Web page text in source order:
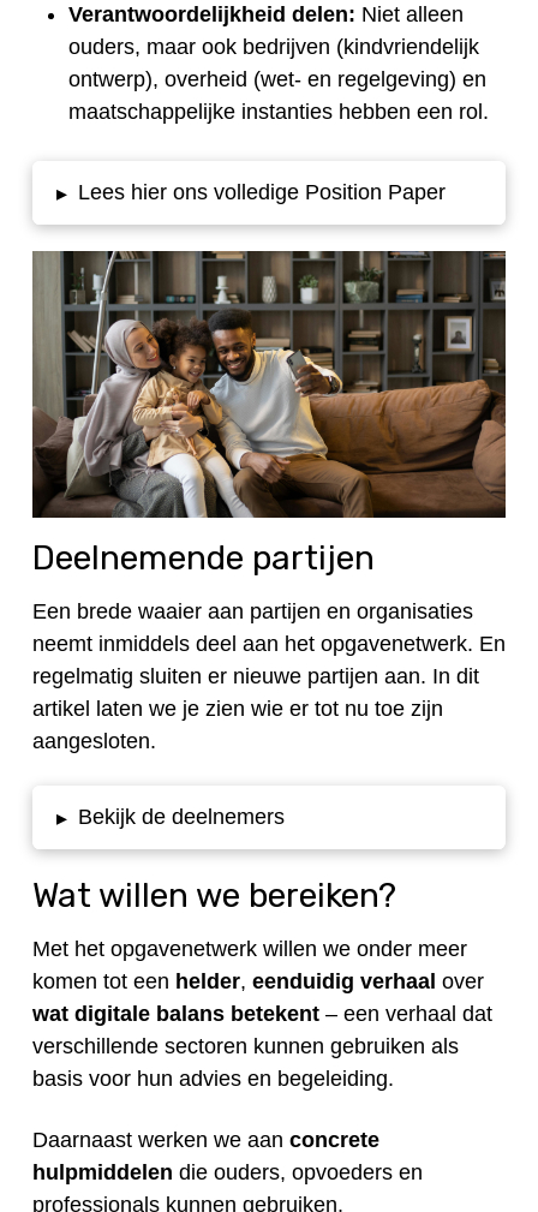
Verantwoordelijkheid delen: Niet alleen
ouders, maar ook bedrijven (kindvriendelijk
ontwerp), overheid (wet- en regelgeving) en
maatschappelijke instanties hebben een rol.
▸ Lees hier ons volledige Position Paper
Deelnemende partijen
Een brede waaier aan partijen en organisaties
neemt inmiddels deel aan het opgavenetwerk. En
regelmatig sluiten er nieuwe partijen aan. In dit
artikel laten we je zien wie er tot nu toe zijn
aangesloten.
▸ Bekijk de deelnemers
Wat willen we bereiken?
Met het opgavenetwerk willen we onder meer
komen tot een helder, eenduidig verhaal over
wat digitale balans betekent – een verhaal dat
verschillende sectoren kunnen gebruiken als
basis voor hun advies en begeleiding.
Daarnaast werken we aan concrete
hulpmiddelen die ouders, opvoeders en
professionals kunnen gebruiken.